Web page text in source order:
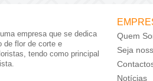
empresa que se dedica
de flor de corte e
tendo como principal
Quem
Seja
Notícias